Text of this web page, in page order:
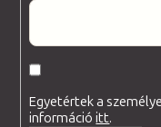
Egyetértek a
információitt.